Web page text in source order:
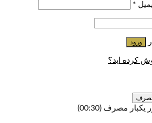
*
ورود
کرده اید؟
مصرف
یکبار مصرف (00:
30
)